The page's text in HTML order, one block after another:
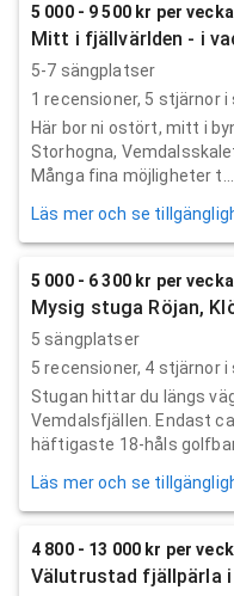
5 000 - 9 500 kr per vecka
Mitt i fjällvärlden - i
5-7 sängplatser
1 recensioner, 5 stjärnor
Här bor ni ostört, mitt i
Storhogna,
Många fina möjligheter t...
Läs mer och se
5 000 - 6 300 kr per vecka
Mysig stuga Röjan,
5 sängplatser
5 recensioner, 4 stjärnor
Stugan hittar du längs
Vemdalsfjällen. Endast
häftigaste 18-håls
Läs mer och se
4 800 - 13 000 kr per
Välutrustad fjällpärla